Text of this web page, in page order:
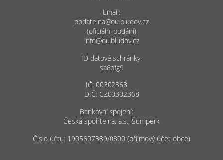
Email:
podatelna@ou.bludov.cz
(oficiální podání)
info@ou.bludov.cz
ID datové schránky:
sa8bfg9
IČ: 00302368
DIČ: CZ00302368
Bankovní spojení:
Česká spořitelna, a.s., Šumperk
Číslo účtu: 1905607389/0800 (příjmový účet obce)